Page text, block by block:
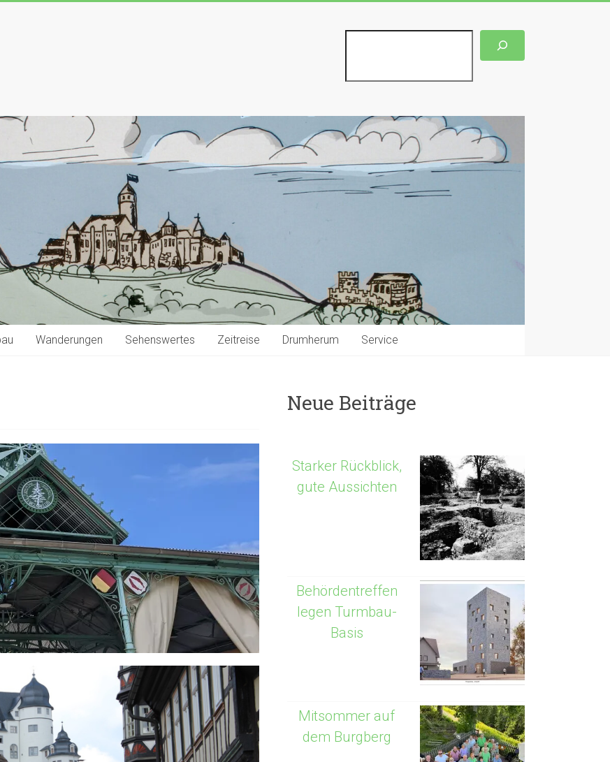
Wanderungen Sehenswertes Zeitreise Drumherum Service
Neue Beiträge
Starker Rückblick,
gute Aussichten
Behördentreffen
legen Turmbau-
Basis
Mitsommer auf
dem Burgberg